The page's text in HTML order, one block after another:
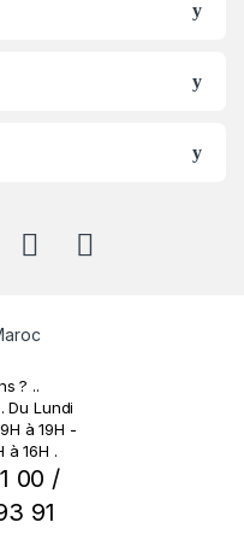
? ..
Du Lundi
à 19H -
à 16H .
00 /
91